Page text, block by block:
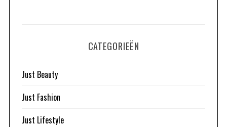
CATEGORIEËN
Just Beauty
Just Fashion
Just Lifestyle